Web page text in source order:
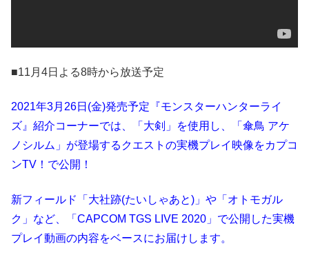
■11月4日よる8時から放送予定
2021年3月26日(金)発売予定『モンスターハンターライ
ズ』紹介コーナーでは、「大剣」を使用し、「傘鳥 アケ
ノシルム」が登場するクエストの実機プレイ映像をカプコ
ンTV！で公開！
新フィールド「大社跡(たいしゃあと)」や「オトモガル
ク」など、「CAPCOM TGS LIVE 2020」で公開した実機
プレイ動画の内容をベースにお届けします。